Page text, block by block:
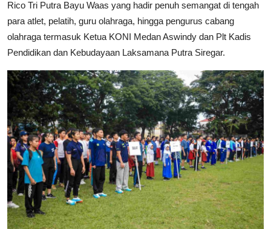
Rico Tri Putra Bayu Waas yang hadir penuh semangat di tengah
para atlet, pelatih, guru olahraga, hingga pengurus cabang
olahraga termasuk Ketua KONI Medan Aswindy dan Plt Kadis
Pendidikan dan Kebudayaan Laksamana Putra Siregar.